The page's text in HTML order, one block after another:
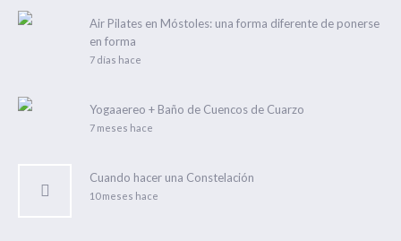
Air Pilates en Móstoles: una forma diferente de ponerse
en forma
7 días hace
Yogaaereo + Baño de Cuencos de Cuarzo
7 meses hace
Cuando hacer una Constelación
10 meses hace